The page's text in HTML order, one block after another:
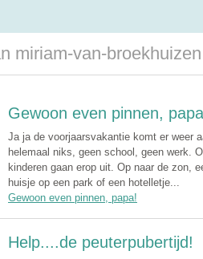
miriam-van-broekhuizen
Gewoon even pinnen,
Ja ja de voorjaarsvakantie komt er weer
helemaal niks, geen school, geen werk.
kinderen gaan erop uit. Op naar de zon,
huisje op een park of een hotelletje...
Gewoon even pinnen, papa!
Help....de peuterpubertijd!